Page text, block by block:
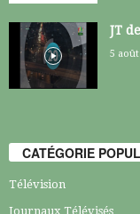
JT
5 août
CATÉGORIE
Télévision
Journaux Télévisés